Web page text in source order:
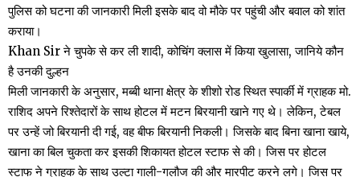
पुलिस को घटना की जानकारी मिली इसके बाद वो मौके पर पहुंची और बवाल को शांत
कराया।
Khan Sir ने चुपके से कर ली शादी, कोचिंग क्लास में किया खुलासा, जानिये कौन
है उनकी दुल्हन
मिली जानकारी के अनुसार, मब्बी थाना क्षेत्र के शीशो रोड स्थित स्पार्की में ग्राहक मो.
राशिद अपने रिश्तेदारों के साथ होटल में मटन बिरयानी खाने गए थे। लेकिन, टेबल
पर उन्हें जो बिरयानी दी गई, वह बीफ बिरयानी निकली। जिसके बाद बिना खाना खाये,
खाना का बिल चुकता कर इसकी शिकायत होटल स्टाफ से की। जिस पर होटल
स्टाफ ने ग्राहक के साथ उल्टा गाली-गलौज की और मारपीट करने लगे। जिस पर